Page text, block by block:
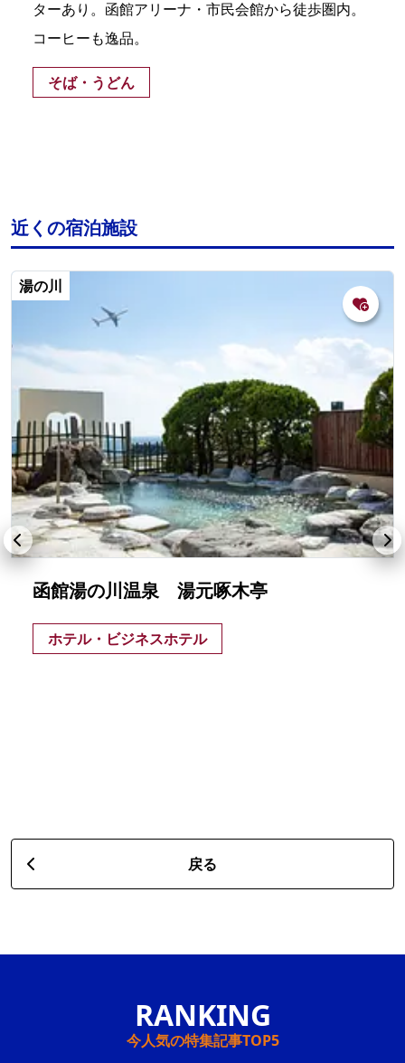
ターあり。函館アリーナ・市民会館から徒歩圏内。
コーヒーも逸品。
そば・うどん
近くの宿泊施設
湯の川
函館湯の川温泉 湯元啄木亭
ホテル・ビジネスホテル
戻る
今人気の特集記事TOP5